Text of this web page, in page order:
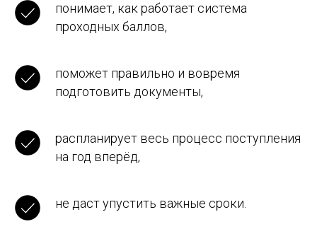
понимает, как работает система
проходных баллов,
поможет правильно и вовремя
подготовить документы,
распланирует весь процесс поступления
на год вперёд,
не даст упустить важные сроки.
Хотите разобраться, что
нужно именно в вашей
Как с вами связаться?
Запишитесь наразбор кейса— и мы
честно расскажем, какой путь вас ждёт